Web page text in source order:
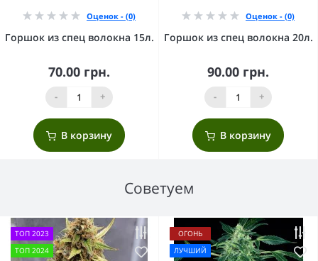
Оценок - (0)
Горшок из спец волокна 15л.
70.00 грн.
- +
В корзину
Оценок - (0)
Горшок из спец волокна 20л.
90.00 грн.
- +
В корзину
Советуем
ТОП 2023
ТОП 2024
ОГОНЬ
ЛУЧШИЙ